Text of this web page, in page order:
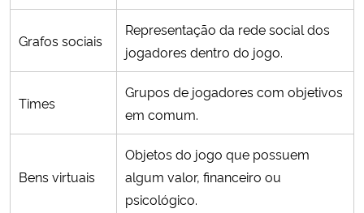
Grafos sociais
Representação da rede social dos
jogadores dentro do jogo.
Times
Grupos de jogadores com objetivos
em comum.
Bens virtuais
Objetos do jogo que possuem
algum valor, financeiro ou
psicológico.